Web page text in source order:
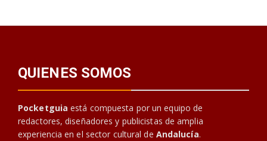
QUIENES SOMOS
Pocketguia está compuesta por un equipo de
redactores, diseñadores y publicistas de amplia
experiencia en el sector cultural de Andalucía.